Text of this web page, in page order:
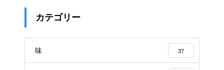
カテゴリー
味 37